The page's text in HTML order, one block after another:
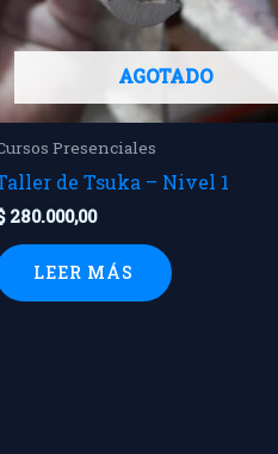
AGOTADO
Presenciales
de Tsuka – Nivel 1
280.000,00
LEER MÁS